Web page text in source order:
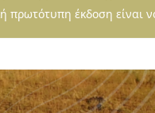
πρωτότυπη έκδοση είναι